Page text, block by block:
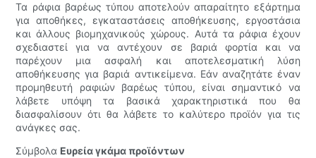
Τα ράφια βαρέως τύπου αποτελούν απαραίτητο εξάρτημα
για αποθήκες, εγκαταστάσεις αποθήκευσης, εργοστάσια
και άλλους βιομηχανικούς χώρους. Αυτά τα ράφια έχουν
σχεδιαστεί για να αντέχουν σε βαριά φορτία και να
παρέχουν μια ασφαλή και αποτελεσματική λύση
αποθήκευσης για βαριά αντικείμενα. Εάν αναζητάτε έναν
προμηθευτή ραφιών βαρέως τύπου, είναι σημαντικό να
λάβετε υπόψη τα βασικά χαρακτηριστικά που θα
διασφαλίσουν ότι θα λάβετε το καλύτερο προϊόν για τις
ανάγκες σας.
Σύμβολα Ευρεία γκάμα προϊόντων